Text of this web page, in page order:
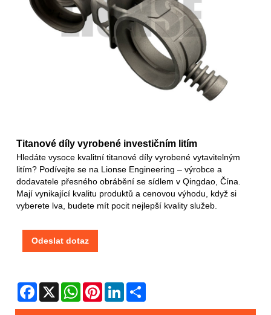
Titanové díly vyrobené investičním litím
Hledáte vysoce kvalitní titanové díly vyrobené vytavitelným
litím? Podívejte se na Lionse Engineering – výrobce a
dodavatele přesného obrábění se sídlem v Qingdao, Čína.
Mají vynikající kvalitu produktů a cenovou výhodu, když si
vyberete lva, budete mít pocit nejlepší kvality služeb.
Odeslat dotaz
Facebook
X WhatsAppPinterestLinkedIn